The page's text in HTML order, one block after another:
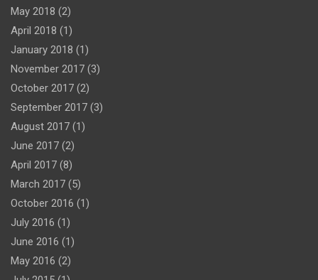
May 2018 (2)
April 2018 (1)
January 2018 (1)
November 2017 (3)
October 2017 (2)
September 2017 (3)
August 2017 (1)
June 2017 (2)
April 2017 (8)
March 2017 (5)
October 2016 (1)
July 2016 (1)
June 2016 (1)
May 2016 (2)